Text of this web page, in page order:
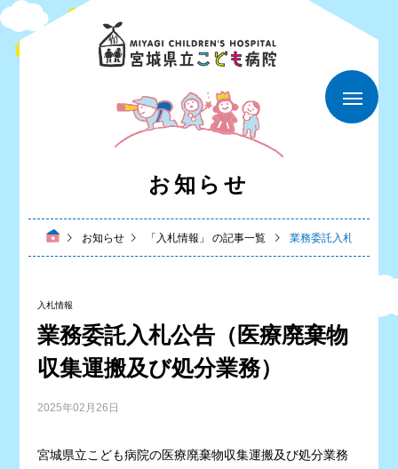
お知らせ
お知らせ 「入札情報」 の記事一覧 業務委託入札公告（
入札情報
業務委託入札公告（医療廃棄物
収集運搬及び処分業務）
2025年02月26日
宮城県立こども病院の医療廃棄物収集運搬及び処分業務